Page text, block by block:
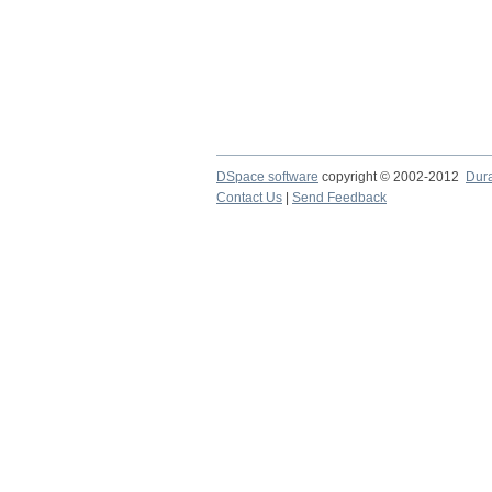
DSpace software copyright © 2002-2012
Contact Us
Send Feedback